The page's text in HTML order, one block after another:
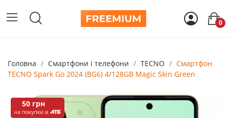
0
Головна Смартфони і телефони TECNO
Смартфон
TECNO Spark Go 2024 (BG6) 4/128GB Magic Skin Green
50 грн